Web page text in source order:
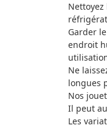
Garder
endroit
Ne
longues
Nos
Il peut
Les